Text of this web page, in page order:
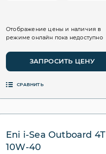
Отображение цены и наличия в
режиме онлайн пока недоступно
ЗАПРОСИТЬ ЦЕНУ
СРАВНИТЬ
Eni i-Sea Outboard 4T
10W-40